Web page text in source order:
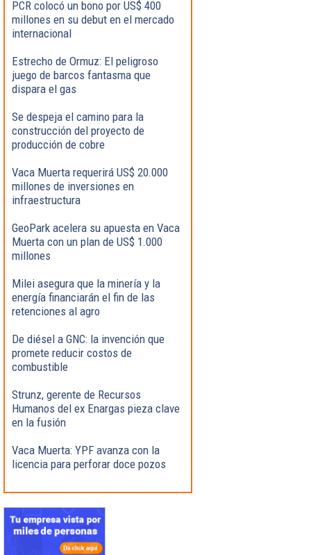
PCR colocó un bono por US$ 400
millones en su debut en el mercado
internacional
Estrecho de Ormuz: El peligroso
juego de barcos fantasma que
dispara el gas
Se despeja el camino para la
construcción del proyecto de
producción de cobre
Vaca Muerta requerirá US$ 20.000
millones de inversiones en
infraestructura
GeoPark acelera su apuesta en Vaca
Muerta con un plan de US$ 1.000
millones
Milei asegura que la minería y la
energía financiarán el fin de las
retenciones al agro
De diésel a GNC: la invención que
promete reducir costos de
combustible
Strunz, gerente de Recursos
Humanos del ex Enargas pieza clave
en la fusión
Vaca Muerta: YPF avanza con la
licencia para perforar doce pozos